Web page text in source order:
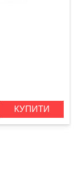
КУПИТИ